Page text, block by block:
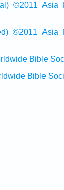
©2011 Asia
©2011 Asia
Bible
Bible